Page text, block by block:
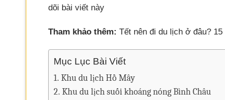
dõi bài viết này
Tham khảo thêm: Tết nên đi du lịch ở đâu?
Mục Lục Bài Viết
Khu du lịch Hồ Mây
Khu du lịch suối khoáng nóng Bình Châu